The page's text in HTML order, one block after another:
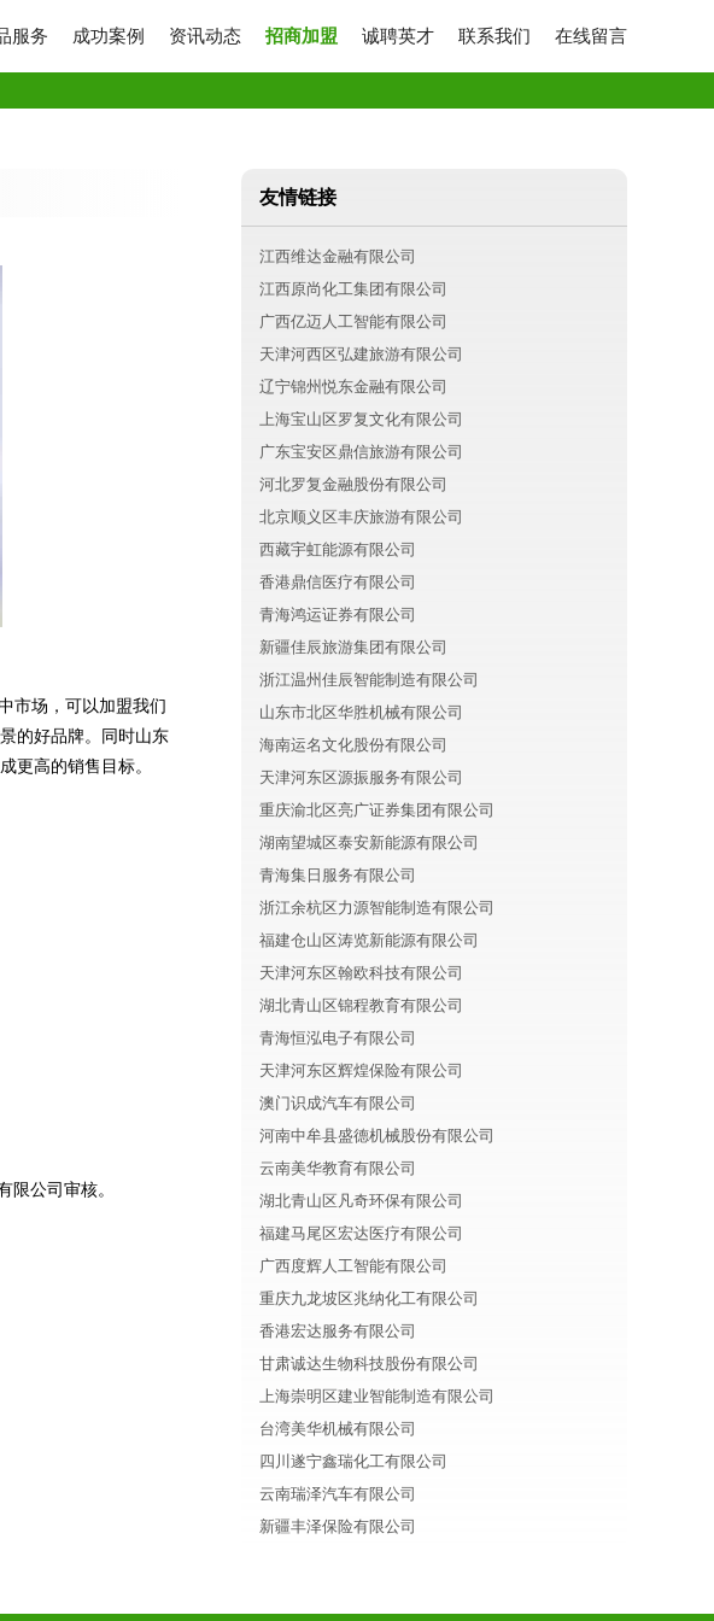
服务 成功案例 资讯动态 招商加盟 诚聘英才 联系我们 在线留言
市场，可以加盟我们
的好品牌。同时山东
更高的销售目标。
限公司审核。
友情链接
江西维达金融有限公司
江西原尚化工集团有限公司
广西亿迈人工智能有限公司
天津河西区弘建旅游有限公司
辽宁锦州悦东金融有限公司
上海宝山区罗复文化有限公司
广东宝安区鼎信旅游有限公司
河北罗复金融股份有限公司
北京顺义区丰庆旅游有限公司
西藏宇虹能源有限公司
香港鼎信医疗有限公司
青海鸿运证券有限公司
新疆佳辰旅游集团有限公司
浙江温州佳辰智能制造有限公司
山东市北区华胜机械有限公司
海南运名文化股份有限公司
天津河东区源振服务有限公司
重庆渝北区亮广证券集团有限公司
湖南望城区泰安新能源有限公司
青海集日服务有限公司
浙江余杭区力源智能制造有限公司
福建仓山区涛览新能源有限公司
天津河东区翰欧科技有限公司
湖北青山区锦程教育有限公司
青海恒泓电子有限公司
天津河东区辉煌保险有限公司
澳门识成汽车有限公司
河南中牟县盛德机械股份有限公司
云南美华教育有限公司
湖北青山区凡奇环保有限公司
福建马尾区宏达医疗有限公司
广西度辉人工智能有限公司
重庆九龙坡区兆纳化工有限公司
香港宏达服务有限公司
甘肃诚达生物科技股份有限公司
上海崇明区建业智能制造有限公司
台湾美华机械有限公司
四川遂宁鑫瑞化工有限公司
云南瑞泽汽车有限公司
新疆丰泽保险有限公司